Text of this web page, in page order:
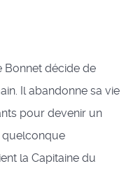
Bonnet décide de
Il abandonne sa vie
pour devenir un
quelconque
la Capitaine du